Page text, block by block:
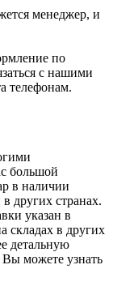
менеджер, и
по
с нашими
телефонам.
большой
в наличии
других странах.
указан в
складах в других
детальную
можете узнать